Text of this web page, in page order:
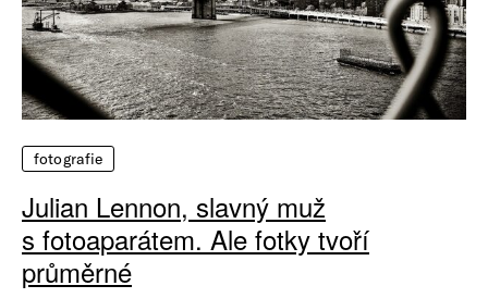
fotografie
Julian Lennon, slavný muž
s fotoaparátem. Ale fotky tvoří
průměrné